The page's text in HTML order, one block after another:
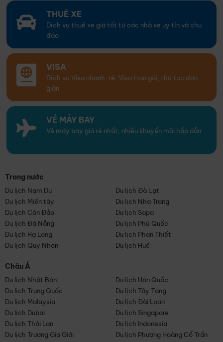
THUÊ XE
Dịch vụ thuê xe giá tốt từ các nhà xe uy tín và chu
đáo
VISA
Dịch vụ Visa nhanh, rẻ. Visa trọn gói, thủ tục đơn
giản
VÉ MÁY BAY
Vé máy bay giá rẻ nhất, nhiều khuyến mãi hấp dẫn
Trong nước
Du lịch Nam Du
Du lịch Đà Lạt
Du lịch Miền tây
Du lịch Nha Trang
Du lịch Côn Đảo
Du lịch Sapa
Du lịch Đà Nẵng
Du lịch Phú Quốc
Du lịch Hạ Long
Du lịch Phan Thiết
Du lịch Quy Nhơn
Du lịch Huế
Châu Á
Du lịch Nhật Bản
Du lịch Hàn Quốc
Du lịch Trung Quốc
Du lịch Tây Tạng
Du lịch Malaysia
Du lịch Đài Loan
Du lịch Dubai
Du lịch Singapore
Du lịch Thái Lan
Du lịch Indonesia
Du lịch Trương Gia Giới
Du lịch Phượng Hoàng Cổ Trấn